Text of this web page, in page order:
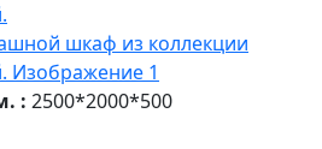
: 2500*2000*500